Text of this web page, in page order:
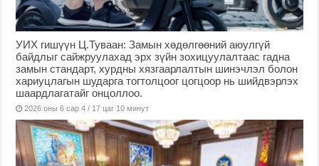
УИХ гишүүн Ц.Туваан: Замын хөдөлгөөний аюулгүй
байдлыг сайжруулахад эрх зүйн зохицуулалтаас гадна
замын стандарт, хурдны хязгаарлалтын шинэчлэл болон
хариуцлагын шударга тогтолцоог цогцоор нь шийдвэрлэх
шаардлагатайг онцоллоо.
2026 оны 6 сар 4 / 17 цаг 10 минут